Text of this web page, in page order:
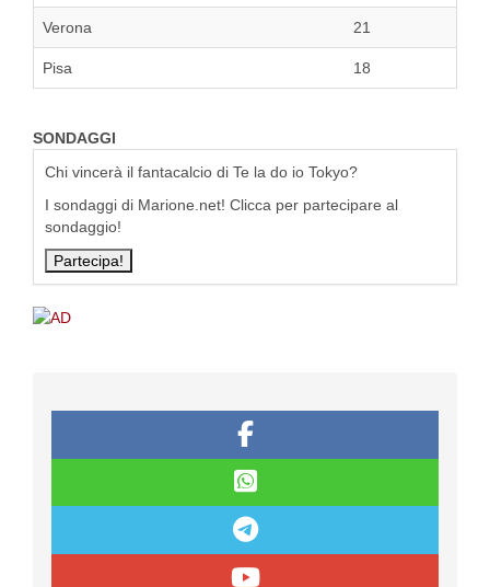
Verona 21
Pisa 18
SONDAGGI
Chi vincerà il fantacalcio di Te la do io Tokyo?
I sondaggi di Marione.net! Clicca per partecipare al
sondaggio!